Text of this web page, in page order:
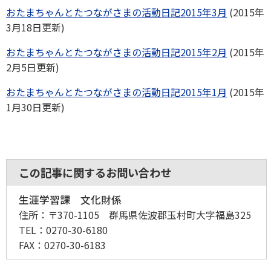
おたまちゃんとたつながさまの活動日記2015年3月 (2015年
3月18日更新)
おたまちゃんとたつながさまの活動日記2015年2月 (2015年
2月5日更新)
おたまちゃんとたつながさまの活動日記2015年1月 (2015年
1月30日更新)
この記事に関するお問い合わせ
生涯学習課 文化財係
住所： 〒370-1105 群馬県佐波郡玉村町大字福島325
TEL： 0270-30-6180
FAX： 0270-30-6183